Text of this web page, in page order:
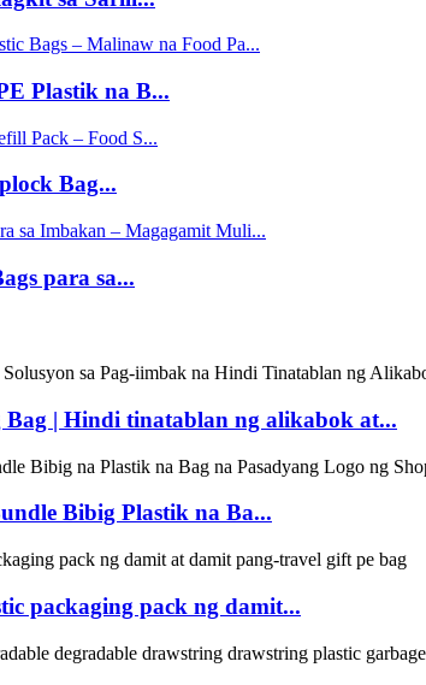
Plastik na B...
Bag...
para sa...
| Hindi tinatablan ng alikabok at...
Bibig Plastik na Ba...
packaging pack ng damit...